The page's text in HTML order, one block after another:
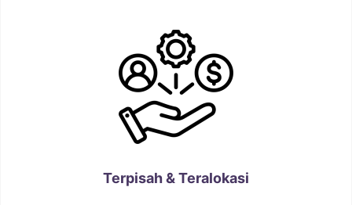
Terpisah & Teralokasi